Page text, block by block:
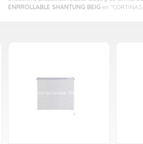
ENRROLLABLE SHANTUNG BEIG en